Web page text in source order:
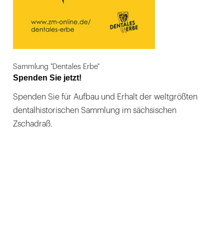
Sammlung "Dentales Erbe"
Spenden Sie jetzt!
Spenden Sie für Aufbau und Erhalt der weltgrößten
dentalhistorischen Sammlung im sächsischen
Zschadraß.